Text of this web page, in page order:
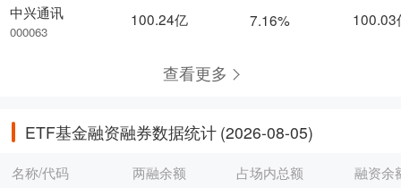
中兴通讯
000063
100.24亿 7.16% 100.03
查看更多
ETF基金融资融券数据统计 (2026-08-05)
名称/代码 两融余额 占场内总额 融资余